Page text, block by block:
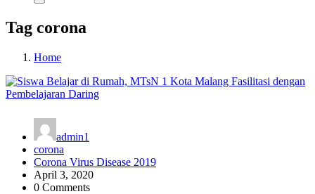
Tag corona
Home
admin1
corona
Corona Virus Disease 2019
April 3, 2020
0 Comments